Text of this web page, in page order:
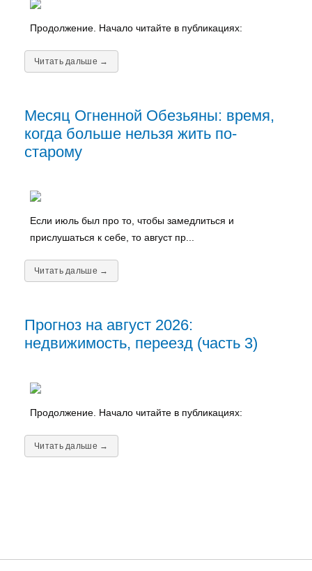
Продолжение. Начало читайте в публикациях:
Читать дальше →
Месяц Огненной Обезьяны: время,
когда больше нельзя жить по-
старому
Если июль был про то, чтобы замедлиться и
прислушаться к себе, то август пр...
Читать дальше →
Прогноз на август 2026:
недвижимость, переезд (часть 3)
Продолжение. Начало читайте в публикациях:
Читать дальше →